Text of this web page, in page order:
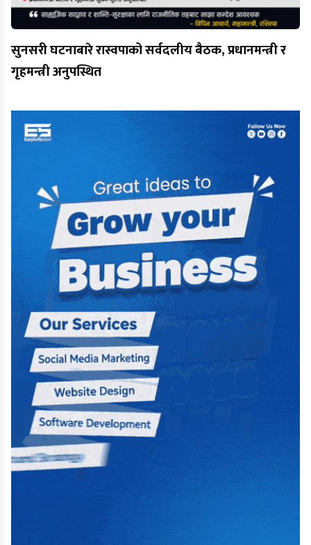
सुनसरी घटनाबारे रास्वपाको सर्वदलीय बैठक, प्रधानमन्त्री र
गृहमन्त्री अनुपस्थित